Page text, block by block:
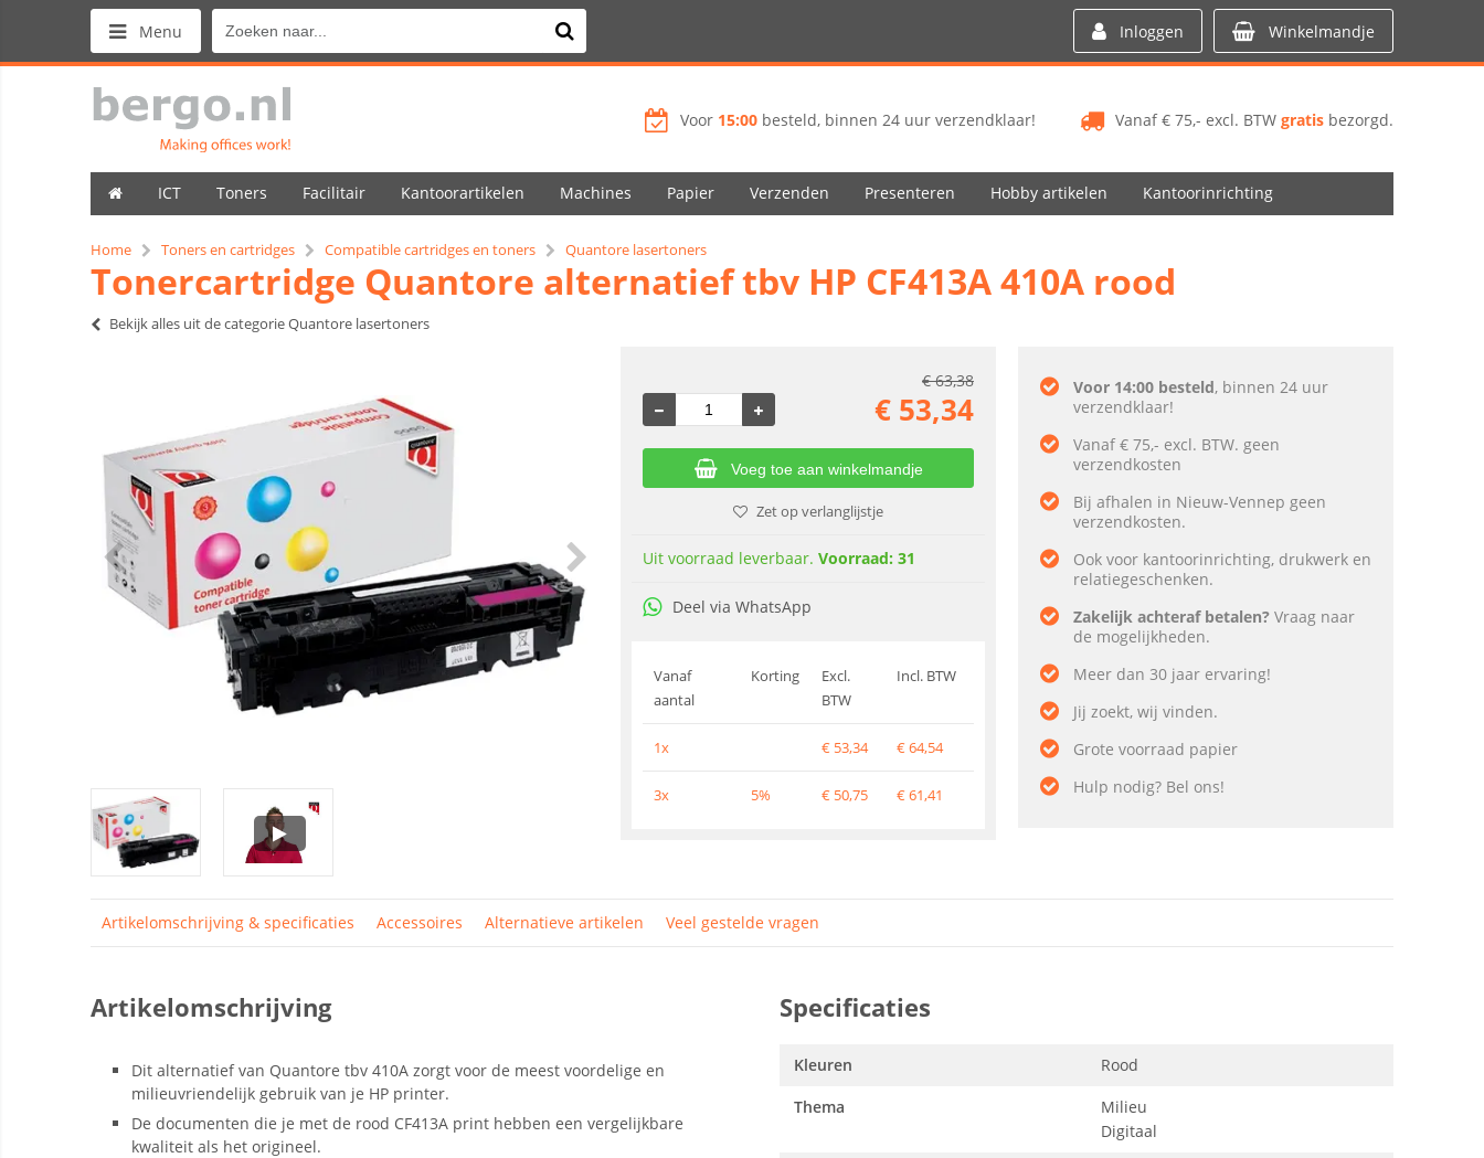
Menu Inloggen Winkelmandje
Vanaf € 75,- excl. BTW gratis bezorgd.
Voor 15:00 besteld, binnen 24 uur verzendklaar!
ICT Toners Facilitair Kantoorartikelen Machines Papier Verzenden Presenteren Hobby artikelen Kantoorinrichting
Home Toners en cartridges Compatible cartridges en toners Quantore lasertoners
Tonercartridge Quantore alternatief tbv HP CF413A 410A rood
Bekijk alles uit de categorie Quantore lasertoners
€63,38
€ 53,34
Voeg toe aan winkelmandje
Zet op verlanglijstje
Uit voorraad leverbaar. Voorraad: 31
Deel via WhatsApp
Vanaf
aantal
Korting
Excl.
BTW
Incl. BTW
1x € 53,34 €64,54
3x 5% € 50,75 €61,41
Voor 14:00 besteld, binnen 24 uur
verzendklaar!
Vanaf € 75,- excl. BTW. geen
verzendkosten
Bij afhalen in Nieuw-Vennep geen
verzendkosten.
Ook voor kantoorinrichting, drukwerk en
relatiegeschenken.
Zakelijk achteraf betalen? Vraag naar
de mogelijkheden.
Meer dan 30 jaar ervaring!
Jij zoekt, wij vinden.
Grote voorraad papier
Hulp nodig? Bel ons!
Artikelomschrijving & specificaties Accessoires Alternatieve artikelen Veel gestelde vragen
Artikelomschrijving
Dit alternatief van Quantore tbv 410A zorgt voor de meest voordelige en
milieuvriendelijk gebruik van je HP printer.
De documenten die je met de rood CF413A print hebben een vergelijkbare
kwaliteit als het origineel.
Specificaties
Kleuren
Rood
Thema
Milieu
Digitaal